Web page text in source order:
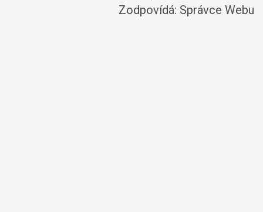
Zodpovídá: Správce Webu